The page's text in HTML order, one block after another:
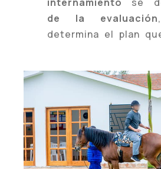
de la evaluación
determina el plan